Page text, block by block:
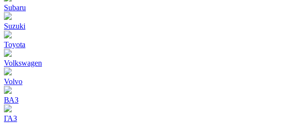
Subaru
Suzuki
Toyota
Volkswagen
Volvo
ВАЗ
ГАЗ